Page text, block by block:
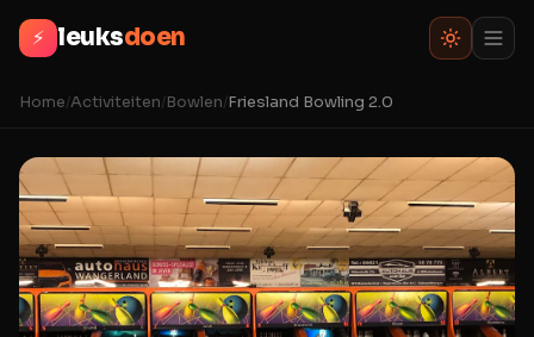
⚡ leuksdoen
Home/Activiteiten/Bowlen/Friesland Bowling 2.0